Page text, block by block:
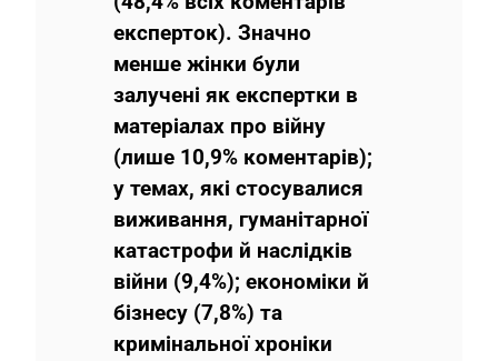
експерток). Значно
менше жінки були
залучені як експертки в
матеріалах про війну
(лише 10,9% коментарів);
у темах, які стосувалися
виживання, гуманітарної
катастрофи й наслідків
війни (9,4%); економіки й
бізнесу (7,8%) та
кримінальної хроніки